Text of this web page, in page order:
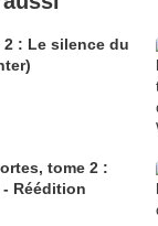
: Le silence du
tome 2 :
Réédition